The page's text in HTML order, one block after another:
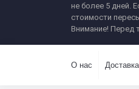
не более 5 дней.
стоимости
Внимание! Перед
О нас Доставка